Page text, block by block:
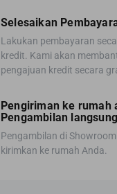
Selesaikan
Lakukan pembayaran
kredit. Kami akan
pengajuan kredit secara
Pengiriman ke rumah
Pengambilan langsung
Pengambilan di
kirimkan ke rumah Anda.